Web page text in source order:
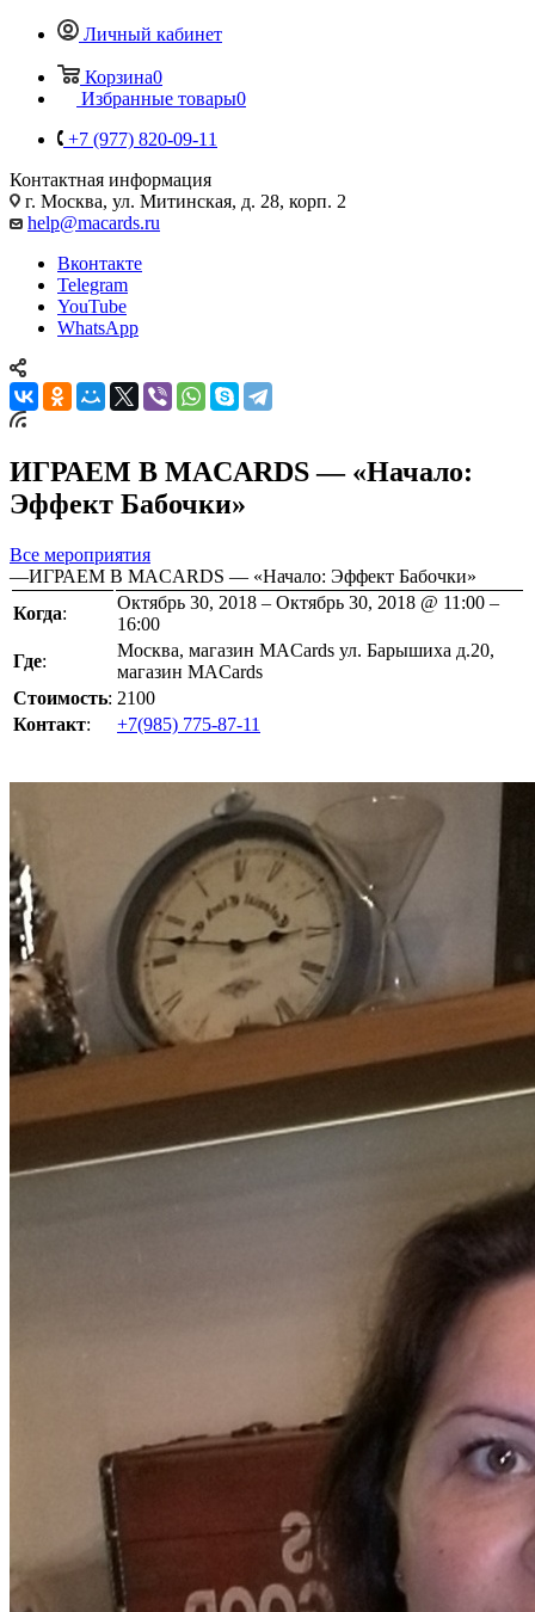
Личный кабинет
Корзина0
Избранные товары0
+7 (977) 820-09-11
Контактная информация
г. Москва, ул. Митинская, д. 28, корп. 2
help@macards.ru
Вконтакте
Telegram
YouTube
WhatsApp
ИГРАЕМ В MACARDS — «Начало:
Эффект Бабочки»
Все мероприятия
—ИГРАЕМ В MACARDS — «Начало: Эффект Бабочки»
Когда:
Октябрь 30, 2018 – Октябрь 30, 2018 @ 11:00 –
16:00
Где:
Москва, магазин MACards ул. Барышиха д.20,
магазин MACards
Стоимость: 2100
Контакт: +7(985) 775-87-11